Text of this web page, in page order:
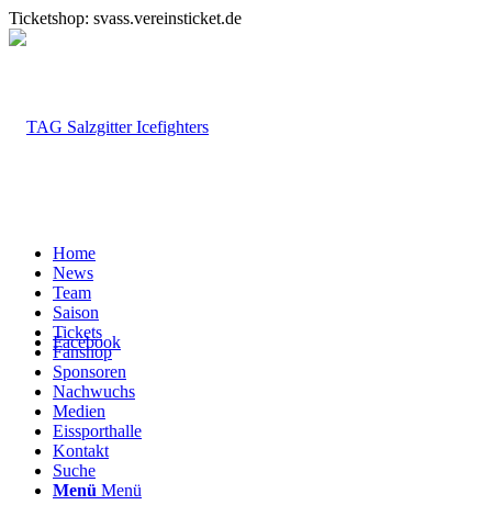
Ticketshop: svass.vereinsticket.de
Facebook
Home
News
Team
Saison
Tickets
Fanshop
Sponsoren
Nachwuchs
Medien
Eissporthalle
Kontakt
Suche
Menü Menü